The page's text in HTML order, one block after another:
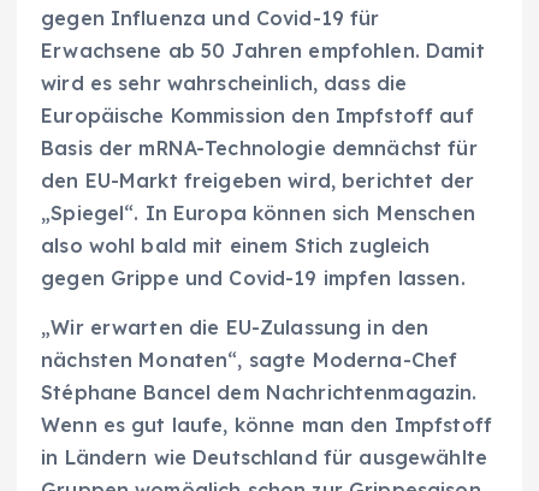
gegen Influenza und Covid-19 für
Erwachsene ab 50 Jahren empfohlen. Damit
wird es sehr wahrscheinlich, dass die
Europäische Kommission den Impfstoff auf
Basis der mRNA-Technologie demnächst für
den EU-Markt freigeben wird, berichtet der
„Spiegel“. In Europa können sich Menschen
also wohl bald mit einem Stich zugleich
gegen Grippe und Covid-19 impfen lassen.
„Wir erwarten die EU-Zulassung in den
nächsten Monaten“, sagte Moderna-Chef
Stéphane Bancel dem Nachrichtenmagazin.
Wenn es gut laufe, könne man den Impfstoff
in Ländern wie Deutschland für ausgewählte